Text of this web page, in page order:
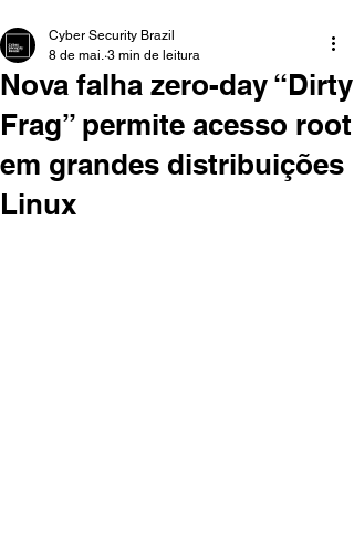
Nova falha zero-day “Dirty
Frag” permite acesso root
em grandes distribuições
Linux
Cyber Security Brazil
8 de mai. 3 min de leitura